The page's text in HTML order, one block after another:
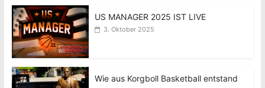
US MANAGER 2025 IST LIVE
3. Oktober 2025
Wie aus Korgboll Basketball entstand